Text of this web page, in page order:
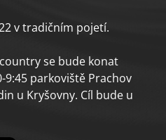
v tradičním pojetí.
se bude konat
9:45 parkoviště Prachov
u Kryšovny. Cíl bude u